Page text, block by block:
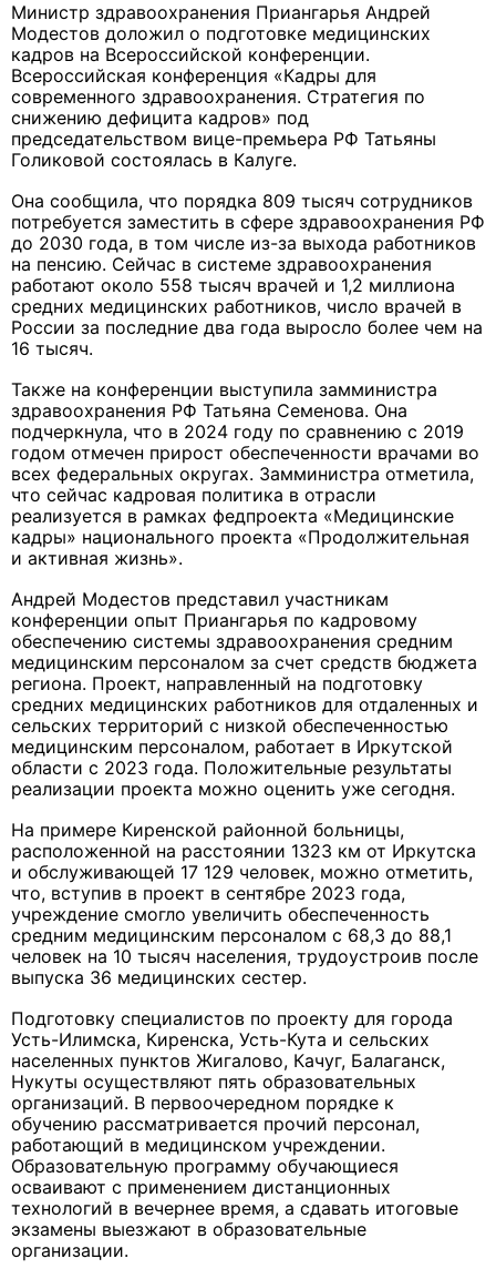
Министр здравоохранения Приангарья Андрей
Модестов доложил о подготовке медицинских
кадров на Всероссийской конференции.
Всероссийская конференция «Кадры для
современного здравоохранения. Стратегия по
снижению дефицита кадров» под
председательством вице-премьера РФ Татьяны
Голиковой состоялась в Калуге.
Она сообщила, что порядка 809 тысяч сотрудников
потребуется заместить в сфере здравоохранения РФ
до 2030 года, в том числе из-за выхода работников
на пенсию. Сейчас в системе здравоохранения
работают около 558 тысяч врачей и 1,2 миллиона
средних медицинских работников, число врачей в
России за последние два года выросло более чем на
16 тысяч.
Также на конференции выступила замминистра
здравоохранения РФ Татьяна Семенова. Она
подчеркнула, что в 2024 году по сравнению с 2019
годом отмечен прирост обеспеченности врачами во
всех федеральных округах. Замминистра отметила,
что сейчас кадровая политика в отрасли
реализуется в рамках федпроекта «Медицинские
кадры» национального проекта «Продолжительная
и активная жизнь».
Андрей Модестов представил участникам
конференции опыт Приангарья по кадровому
обеспечению системы здравоохранения средним
медицинским персоналом за счет средств бюджета
региона. Проект, направленный на подготовку
средних медицинских работников для отдаленных и
сельских территорий с низкой обеспеченностью
медицинским персоналом, работает в Иркутской
области с 2023 года. Положительные результаты
реализации проекта можно оценить уже сегодня.
На примере Киренской районной больницы,
расположенной на расстоянии 1323 км от Иркутска
и обслуживающей 17 129 человек, можно отметить,
что, вступив в проект в сентябре 2023 года,
учреждение смогло увеличить обеспеченность
средним медицинским персоналом с 68,3 до 88,1
человек на 10 тысяч населения, трудоустроив после
выпуска 36 медицинских сестер.
Подготовку специалистов по проекту для города
Усть-Илимска, Киренска, Усть-Кута и сельских
населенных пунктов Жигалово, Качуг, Балаганск,
Нукуты осуществляют пять образовательных
организаций. В первоочередном порядке к
обучению рассматривается прочий персонал,
работающий в медицинском учреждении.
Образовательную программу обучающиеся
осваивают с применением дистанционных
технологий в вечернее время, а сдавать итоговые
экзамены выезжают в образовательные
организации.